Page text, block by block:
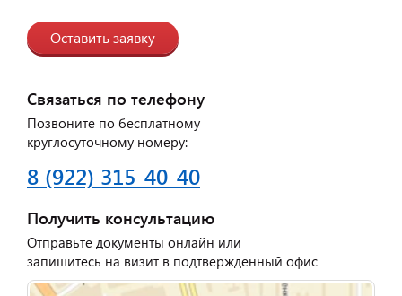
Оставить заявку
Связаться по телефону
Позвоните по бесплатному
круглосуточному номеру:
8 (922) 315-40-40
Получить консультацию
Отправьте документы онлайн или
запишитесь на визит в подтвержденный офис